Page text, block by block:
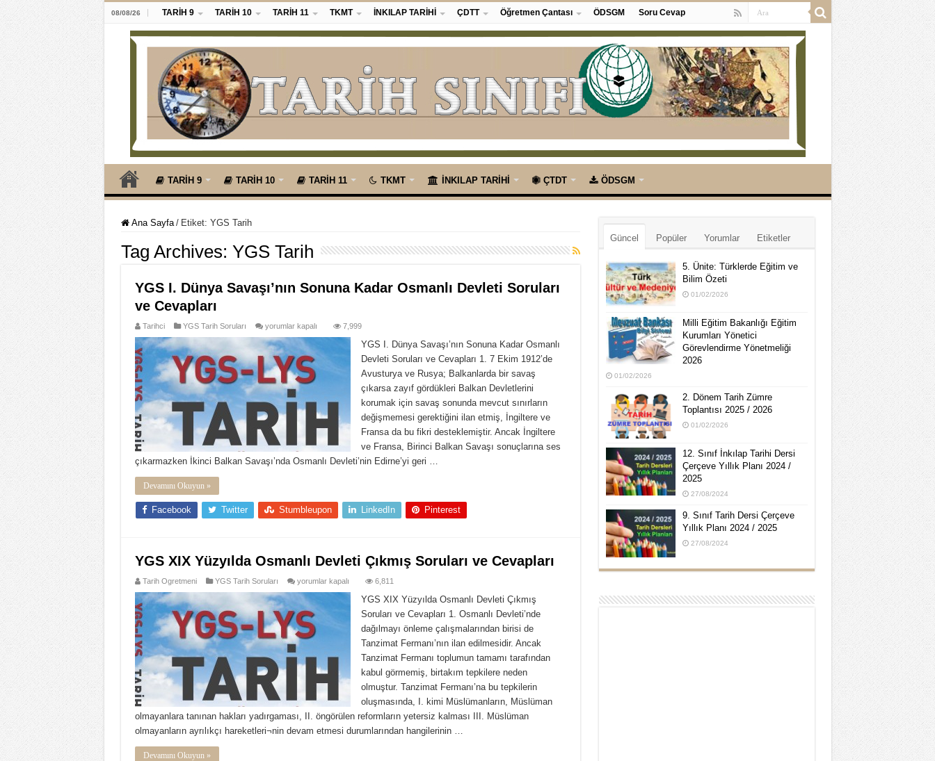
08/08/26 TARİH 9 TARİH 10 TARİH 11 TKMT İNKILAP TARİHİ ÇDTT Öğretmen Çantası ÖDSGM Soru Cevap
TARİH 9 TARİH 10 TARİH 11 TKMT İNKILAP TARİHİ ÇTDT ÖDSGM
Ana Sayfa / Etiket: YGS Tarih
Tag Archives: YGS Tarih
YGS I. Dünya Savaşı’nın Sonuna Kadar Osmanlı Devleti Soruları
ve Cevapları
Tarihci YGS Tarih Soruları
YGS
Dünya
Savaşı’nın
Sonuna
Kadar
Osmanlı
Devleti
Soruları
ve
Cevapları
için
yorumlar kapalı 7,999
YGS I. Dünya Savaşı’nın Sonuna Kadar Osmanlı
Devleti Soruları ve Cevapları 1. 7 Ekim 1912’de
Avusturya ve Rusya; Balkanlarda bir savaş
çıkarsa zayıf gördükleri Balkan Devletlerini
korumak için savaş sonunda mevcut sınırların
değişmemesi gerektiğini ilan etmiş, İngiltere ve
Fransa da bu fikri desteklemiştir. Ancak İngiltere
ve Fransa, Birinci Balkan Savaşı sonuçlarına ses
çıkarmazken İkinci Balkan Savaşı’nda Osmanlı Devleti’nin Edirne’yi geri …
Devamını Okuyun »
Facebook Twitter Stumbleupon LinkedIn Pinterest
YGS XIX Yüzyılda Osmanlı Devleti Çıkmış Soruları ve Cevapları
Tarih Ogretmeni YGS Tarih Soruları
YGS
Yüzyılda
Osmanlı
Devleti
Çıkmış
Soruları
ve
Cevapları
için
yorumlar kapalı 6,811
YGS XIX Yüzyılda Osmanlı Devleti Çıkmış
Soruları ve Cevapları 1. Osmanlı Devleti’nde
dağılmayı önleme çalışmalarından birisi de
Tanzimat Fermanı’nın ilan edilmesidir. Ancak
Tanzimat Fermanı toplumun tamamı tarafından
kabul görmemiş, birtakım tepkilere neden
olmuştur. Tanzimat Fermanı’na bu tepkilerin
oluşmasında, I. kimi Müslümanların, Müslüman
olmayanlara tanınan hakları yadırgaması, II. öngörülen reformların yetersiz kalması III. Müslüman
olmayanların ayrılıkçı hareketleri¬nin devam etmesi durumlarından hangilerinin …
Devamını Okuyun »
Güncel Popüler Yorumlar Etiketler
5. Ünite: Türklerde Eğitim ve
Bilim Özeti
01/02/2026
Milli Eğitim Bakanlığı Eğitim
Kurumları Yönetici
Görevlendirme Yönetmeliği
2026
01/02/2026
2. Dönem Tarih Zümre
Toplantısı 2025 / 2026
01/02/2026
12. Sınıf İnkılap Tarihi Dersi
Çerçeve Yıllık Planı 2024 /
2025
27/08/2024
9. Sınıf Tarih Dersi Çerçeve
Yıllık Planı 2024 / 2025
27/08/2024